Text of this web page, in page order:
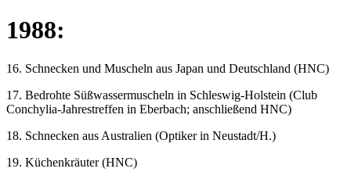
1988:
16. Schnecken und Muscheln aus Japan und Deutschland (HNC)
17. Bedrohte Süßwassermuscheln in Schleswig-Holstein (Club
Conchylia-Jahrestreffen in Eberbach; anschließend HNC)
18. Schnecken aus Australien (Optiker in Neustadt/H.)
19. Küchenkräuter (HNC)